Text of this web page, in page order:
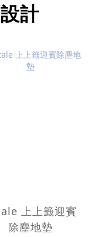
計
上上籤迎賓
除塵地墊